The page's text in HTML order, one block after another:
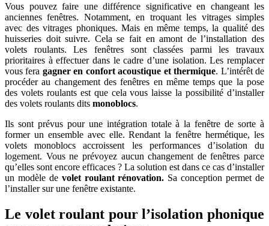
Vous pouvez faire une différence significative en changeant les
anciennes fenêtres. Notamment, en troquant les vitrages simples
avec des vitrages phoniques. Mais en même temps, la qualité des
huisseries doit suivre. Cela se fait en amont de l’installation des
volets roulants. Les fenêtres sont classées parmi les travaux
prioritaires à effectuer dans le cadre d’une isolation. Les remplacer
vous fera gagner en confort acoustique et thermique. L’intérêt de
procéder au changement des fenêtres en même temps que la pose
des volets roulants est que cela vous laisse la possibilité d’installer
des volets roulants dits monoblocs.
Ils sont prévus pour une intégration totale à la fenêtre de sorte à
former un ensemble avec elle. Rendant la fenêtre hermétique, les
volets monoblocs accroissent les performances d’isolation du
logement. Vous ne prévoyez aucun changement de fenêtres parce
qu’elles sont encore efficaces ? La solution est dans ce cas d’installer
un modèle de volet roulant rénovation. Sa conception permet de
l’installer sur une fenêtre existante.
Le volet roulant pour l’isolation phonique